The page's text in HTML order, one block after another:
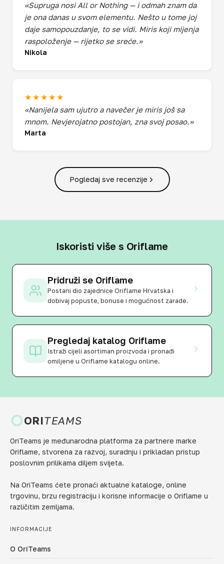
«Supruga nosi All or Nothing — i odmah znam da
je ona danas u svom elementu. Nešto u tome joj
daje samopouzdanje, to se vidi. Miris koji mijenja
raspoloženje — rijetko se sreće.»
Nikola
★★★★★
«Nanijela sam ujutro a navečer je miris još sa
mnom. Nevjerojatno postojan, zna svoj posao.»
Marta
Pogledaj sve recenzije
Iskoristi više s Oriflame
Pridruži se Oriflame
Postani dio zajednice Oriflame Hrvatska i
dobivaj popuste, bonuse i mogućnost zarade.
Pregledaj katalog Oriflame
Istraži cijeli asortiman proizvoda i pronađi
omiljene u Oriflame katalogu online.
ORITEAMS
OriTeams je međunarodna platforma za partnere marke
Oriflame, stvorena za razvoj, suradnju i prikladan pristup
poslovnim prilikama diljem svijeta.
Na OriTeams ćete pronaći aktualne kataloge, online
trgovinu, brzu registraciju i korisne informacije o Oriflame u
različitim zemljama.
INFORMACIJE
O OriTeams